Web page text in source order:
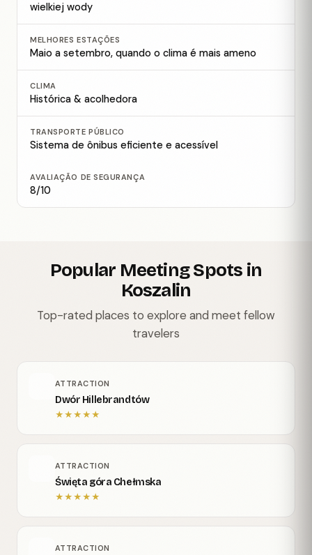
wielkiej wody
MELHORES ESTAÇÕES
Maio a setembro, quando o clima é mais ameno
CLIMA
Histórica & acolhedora
TRANSPORTE PÚBLICO
Sistema de ônibus eficiente e acessível
AVALIAÇÃO DE SEGURANÇA
8/10
Popular Meeting Spots in
Koszalin
Top-rated places to explore and meet fellow
travelers
ATTRACTION
Dwór Hillebrandtów
★★★★★
ATTRACTION
Święta góra Chełmska
★★★★★
ATTRACTION